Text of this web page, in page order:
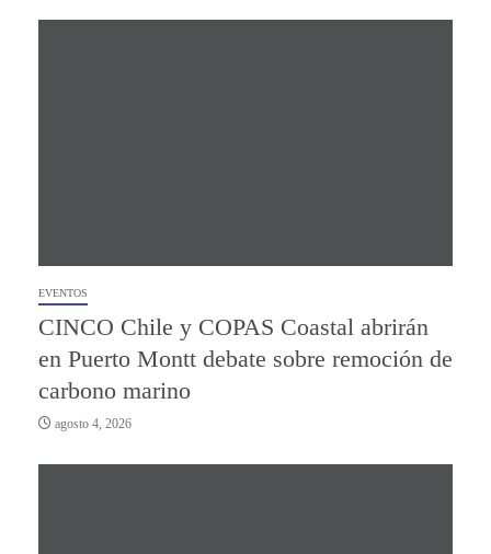
EVENTOS
CINCO Chile y COPAS Coastal abrirán
en Puerto Montt debate sobre remoción de
carbono marino
agosto 4, 2026